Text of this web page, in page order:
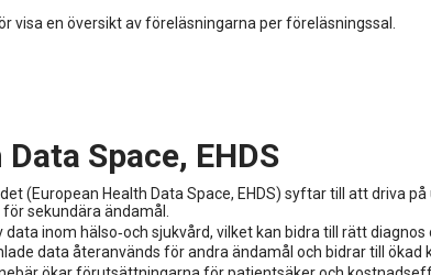
visa en översikt av föreläsningarna per föreläsningssal.
Space, EHDS
(European Health Data Space, EHDS) syftar till att driva
sekundära ändamål.
inom hälso‑och sjukvård, vilket kan bidra till rätt diagnos
data återanvänds för andra ändamål och bidrar till